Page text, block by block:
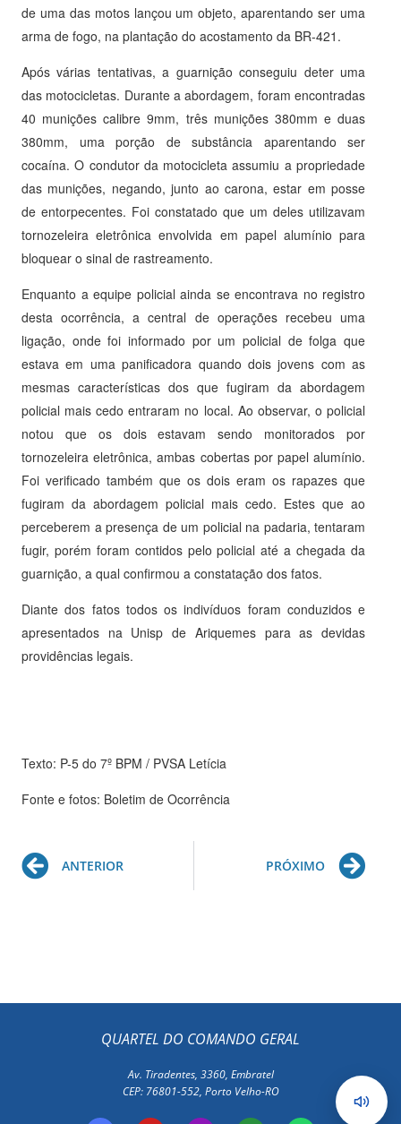
de uma das motos lançou um objeto, aparentando ser uma
arma de fogo, na plantação do acostamento da BR-421.
Após várias tentativas, a guarnição conseguiu deter uma
das motocicletas. Durante a abordagem, foram encontradas
40 munições calibre 9mm, três munições 380mm e duas
380mm, uma porção de substância aparentando ser
cocaína. O condutor da motocicleta assumiu a propriedade
das munições, negando, junto ao carona, estar em posse
de entorpecentes. Foi constatado que um deles utilizavam
tornozeleira eletrônica envolvida em papel alumínio para
bloquear o sinal de rastreamento.
Enquanto a equipe policial ainda se encontrava no registro
desta ocorrência, a central de operações recebeu uma
ligação, onde foi informado por um policial de folga que
estava em uma panificadora quando dois jovens com as
mesmas características dos que fugiram da abordagem
policial mais cedo entraram no local. Ao observar, o policial
notou que os dois estavam sendo monitorados por
tornozeleira eletrônica, ambas cobertas por papel alumínio.
Foi verificado também que os dois eram os rapazes que
fugiram da abordagem policial mais cedo. Estes que ao
perceberem a presença de um policial na padaria, tentaram
fugir, porém foram contidos pelo policial até a chegada da
guarnição, a qual confirmou a constatação dos fatos.
Diante dos fatos todos os indivíduos foram conduzidos e
apresentados na Unisp de Ariquemes para as devidas
providências legais.
Texto: P-5 do 7º BPM / PVSA Letícia
Fonte e fotos: Boletim de Ocorrência
Prev
ANTERIOR PRÓXIMO
QUARTEL DO COMANDO GERAL
Av. Tiradentes, 3360, Embratel
CEP: 76801-552, Porto Velho-RO